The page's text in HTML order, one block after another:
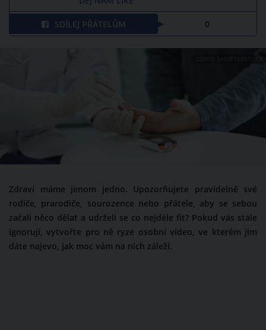
SDÍLEJ PŘÁTELŮM 0
Zdraví máme jenom jedno. Upozorňujete pravidelně své
rodiče, prarodiče, sourozence nebo přátele, aby se sebou
začali něco dělat a udrželi se co nejdéle fit? Pokud vás stále
ignorují, vytvořte pro ně ryze osobní video, ve kterém jim
dáte najevo, jak moc vám na nich záleží.